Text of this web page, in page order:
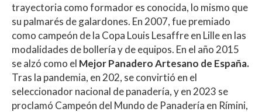
trayectoria como formador es conocida, lo mismo que
su palmarés de galardones. En 2007, fue premiado
como campeón de la Copa Louis Lesaffre en Lille en las
modalidades de bollería y de equipos. En el año 2015
se alzó como el Mejor Panadero Artesano de España.
Tras la pandemia, en 202, se convirtió en el
seleccionador nacional de panadería, y en 2023 se
proclamó Campeón del Mundo de Panadería en Rímini,